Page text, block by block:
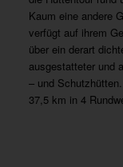
Kaum eine andere
verfügt auf ihrem
über ein derart
ausgestatteter und
– und
37,5 km in 4